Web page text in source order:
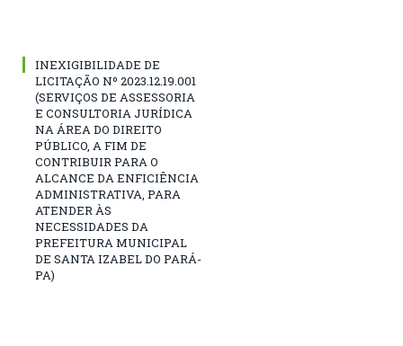
INEXIGIBILIDADE DE
LICITAÇÃO Nº 2023.12.19.001
(SERVIÇOS DE ASSESSORIA
E CONSULTORIA JURÍDICA
NA ÁREA DO DIREITO
PÚBLICO, A FIM DE
CONTRIBUIR PARA O
ALCANCE DA ENFICIÊNCIA
ADMINISTRATIVA, PARA
ATENDER ÀS
NECESSIDADES DA
PREFEITURA MUNICIPAL
DE SANTA IZABEL DO PARÁ-
PA)